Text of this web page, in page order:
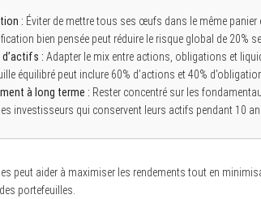
: Éviter de mettre tous ses œufs dans le même
bien pensée peut réduire le risque global de 20%
: Adapter le mix entre actions, obligations et
équilibré peut inclure 60% d’actions et 40%
à long terme : Rester concentré sur les
investisseurs qui conservent leurs actifs pendant 10
peut aider à maximiser les rendements tout en
portefeuilles.